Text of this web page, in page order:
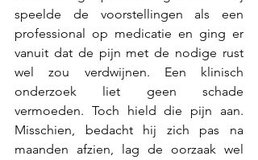
speelde de voorstellingen als een
professional op medicatie en ging er
vanuit dat de pijn met de nodige rust
wel zou verdwijnen. Een klinisch
onderzoek liet geen schade
vermoeden. Toch hield die pijn aan.
Misschien, bedacht hij zich pas na
maanden afzien, lag de oorzaak wel